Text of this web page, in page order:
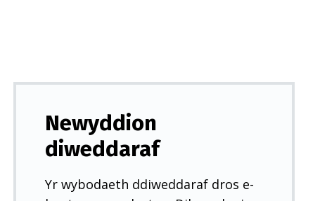
Newyddion
diweddaraf
Yr wybodaeth ddiweddaraf dros e-